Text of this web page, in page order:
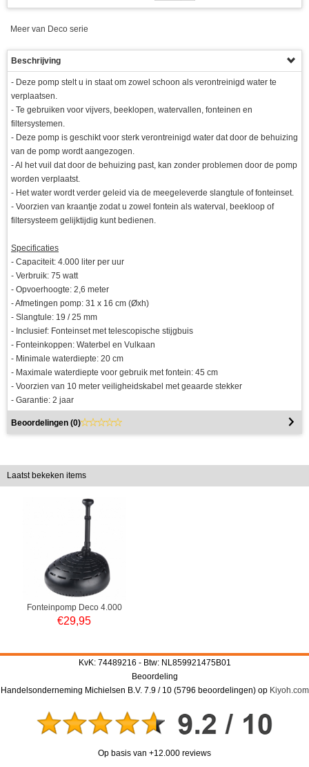
Meer van Deco serie
Beschrijving
- Deze pomp stelt u in staat om zowel schoon als verontreinigd water te
verplaatsen.
- Te gebruiken voor vijvers, beeklopen, watervallen, fonteinen en
filtersystemen.
- Deze pomp is geschikt voor sterk verontreinigd water dat door de behuizing
van de pomp wordt aangezogen.
- Al het vuil dat door de behuizing past, kan zonder problemen door de pomp
worden verplaatst.
- Het water wordt verder geleid via de meegeleverde slangtule of fonteinset.
- Voorzien van kraantje zodat u zowel fontein als waterval, beekloop of
filtersysteem gelijktijdig kunt bedienen.
Specificaties
- Capaciteit: 4.000 liter per uur
- Verbruik: 75 watt
- Opvoerhoogte: 2,6 meter
- Afmetingen pomp: 31 x 16 cm (Øxh)
- Slangtule: 19 / 25 mm
- Inclusief: Fonteinset met telescopische stijgbuis
- Fonteinkoppen: Waterbel en Vulkaan
- Minimale waterdiepte: 20 cm
- Maximale waterdiepte voor gebruik met fontein: 45 cm
- Voorzien van 10 meter veiligheidskabel met geaarde stekker
- Garantie: 2 jaar
Beoordelingen (0)
Laatst bekeken items
Fonteinpomp Deco 4.000
€29,95
KvK: 74489216 - Btw: NL859921475B01
Beoordeling
Handelsonderneming Michielsen B.V. 7.9/ 10(5796 beoordelingen) op Kiyoh.com
Op basis van +12.000 reviews